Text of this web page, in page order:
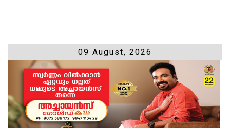
09 August, 2026